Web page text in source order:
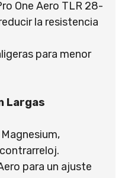
One Aero TLR 28-
la resistencia
para menor
Largas
para un ajuste